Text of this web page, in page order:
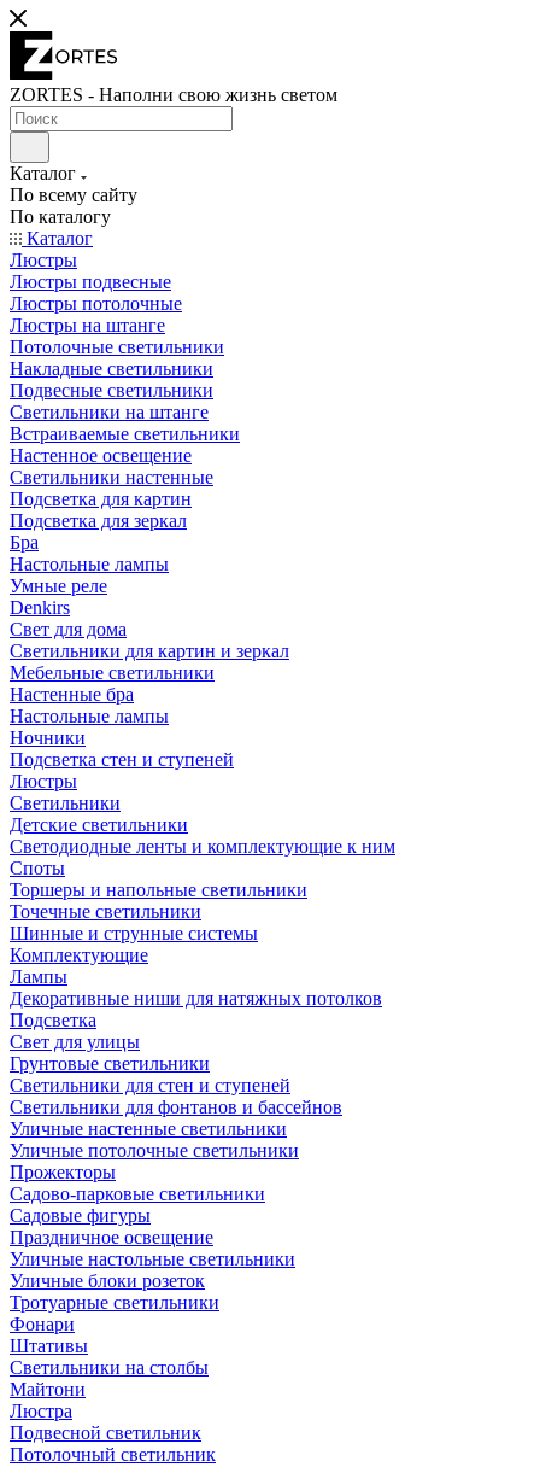
ZORTES - Наполни свою жизнь светом
Каталог
По всему сайту
По каталогу
Каталог
Люстры
Люстры подвесные
Люстры потолочные
Люстры на штанге
Потолочные светильники
Накладные светильники
Подвесные светильники
Светильники на штанге
Встраиваемые светильники
Настенное освещение
Светильники настенные
Подсветка для картин
Подсветка для зеркал
Бра
Настольные лампы
Умные реле
Denkirs
Свет для дома
Светильники для картин и зеркал
Мебельные светильники
Настенные бра
Настольные лампы
Ночники
Подсветка стен и ступеней
Люстры
Светильники
Детские светильники
Светодиодные ленты и комплектующие к ним
Споты
Торшеры и напольные светильники
Точечные светильники
Шинные и струнные системы
Комплектующие
Лампы
Декоративные ниши для натяжных потолков
Подсветка
Свет для улицы
Грунтовые светильники
Светильники для стен и ступеней
Светильники для фонтанов и бассейнов
Уличные настенные светильники
Уличные потолочные светильники
Прожекторы
Садово-парковые светильники
Садовые фигуры
Праздничное освещение
Уличные настольные светильники
Уличные блоки розеток
Тротуарные светильники
Фонари
Штативы
Светильники на столбы
Майтони
Люстра
Подвесной светильник
Потолочный светильник